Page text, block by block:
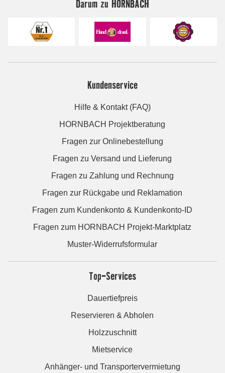
Darum zu HORNBACH
Kundenservice
Hilfe & Kontakt (FAQ)
HORNBACH Projektberatung
Fragen zur Onlinebestellung
Fragen zu Versand und Lieferung
Fragen zu Zahlung und Rechnung
Fragen zur Rückgabe und Reklamation
Fragen zum Kundenkonto & Kundenkonto-ID
Fragen zum HORNBACH Projekt-Marktplatz
Muster-Widerrufsformular
Top-Services
Dauertiefpreis
Reservieren & Abholen
Holzzuschnitt
Mietservice
Anhänger- und Transportervermietung